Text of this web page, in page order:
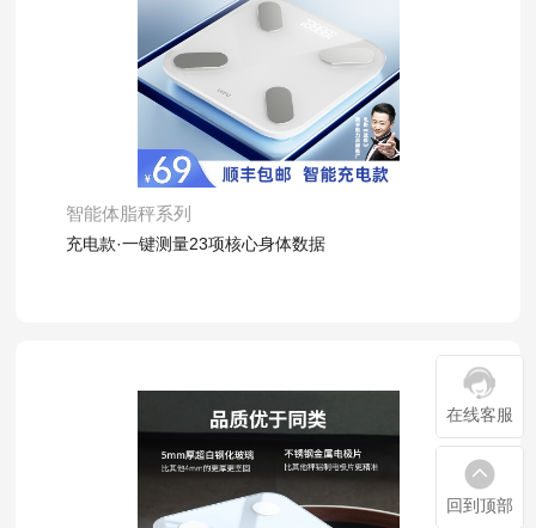
在线客服
回到顶部
智能体脂秤系列
充电款·一键测量23项核心身体数据
了解详情